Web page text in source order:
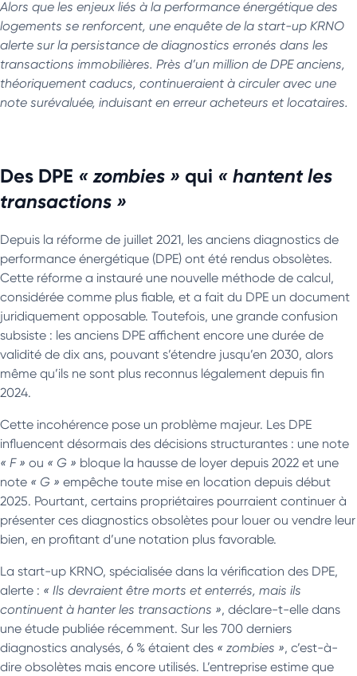
Alors que les enjeux liés à la performance énergétique des
logements se renforcent, une enquête de la start-up KRNO
alerte sur la persistance de diagnostics erronés dans les
transactions immobilières. Près d’un million de DPE anciens,
théoriquement caducs, continueraient à circuler avec une
note surévaluée, induisant en erreur acheteurs et locataires.
Des DPE « zombies » qui « hantent les
transactions »
Depuis la réforme de juillet 2021, les anciens diagnostics de
performance énergétique (DPE) ont été rendus obsolètes.
Cette réforme a instauré une nouvelle méthode de calcul,
considérée comme plus fiable, et a fait du DPE un document
juridiquement opposable. Toutefois, une grande confusion
subsiste : les anciens DPE affichent encore une durée de
validité de dix ans, pouvant s’étendre jusqu’en 2030, alors
même qu’ils ne sont plus reconnus légalement depuis fin
2024.
Cette incohérence pose un problème majeur. Les DPE
influencent désormais des décisions structurantes : une note
« F » ou « G » bloque la hausse de loyer depuis 2022 et une
note « G » empêche toute mise en location depuis début
2025. Pourtant, certains propriétaires pourraient continuer à
présenter ces diagnostics obsolètes pour louer ou vendre leur
bien, en profitant d’une notation plus favorable.
La start-up KRNO, spécialisée dans la vérification des DPE,
alerte : « Ils devraient être morts et enterrés, mais ils
continuent à hanter les transactions », déclare-t-elle dans
une étude publiée récemment. Sur les 700 derniers
diagnostics analysés, 6 % étaient des « zombies », c’est-à-
dire obsolètes mais encore utilisés. L’entreprise estime que